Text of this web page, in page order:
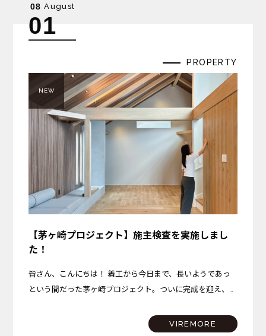
08 August
01
PROPERTY
NEW
【茅ヶ崎プロジェクト】施主検査を実施しまし
た！
皆さん、こんにちは！ 着工から今日まで、長いようであっ
という間だった茅ヶ崎プロジェクト。ついに完成を迎え、先
子と、完成した茅ヶ崎プロジェクトのこだわりポイントを少
VIREMORE